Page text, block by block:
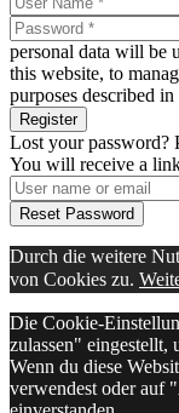
personal data will be
this website, to
purposes described
Register
Lost your password?
You will receive a
Reset Password
Durch die weitere
von Cookies zu.
Die Cookie-
zulassen" eingestellt,
Wenn du diese
verwendest oder auf